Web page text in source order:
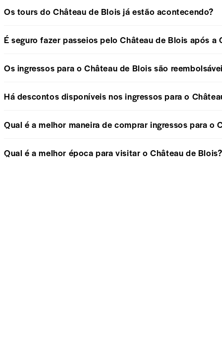
Os tours do Château de Blois já estão acontecendo?
É seguro fazer passeios pelo Château de Blois após a
Os ingressos para o Château de Blois são
Há descontos disponíveis nos ingressos para o
Qual é a melhor maneira de comprar ingressos para o
Qual é a melhor época para visitar o Château de Blois?